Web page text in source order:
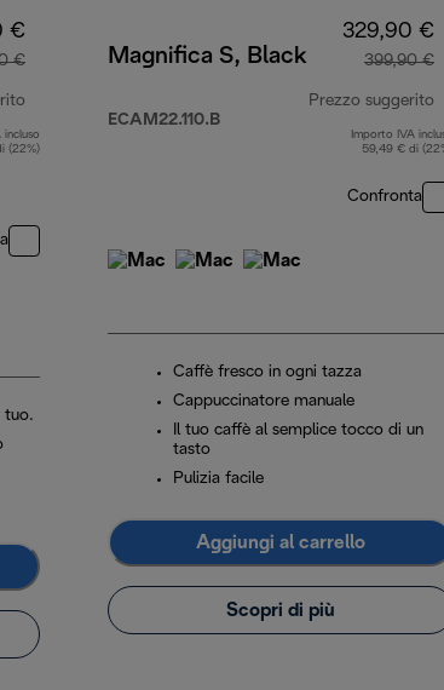
€
€
prezzo originale 1049,90 €
incluso
(22%)
tuo.
Magnifica S, Black
ECAM22.110.B
329,90 €
399,90 €
Prezzo suggerito
Importo IVA
59,49 € di
Confronta
Caffè fresco in ogni tazza
Cappuccinatore manuale
Il tuo caffè al semplice tocco di un
tasto
Pulizia facile
Aggiungi al carrello
Scopri di più